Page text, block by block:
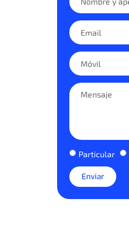
Particular
Enviar